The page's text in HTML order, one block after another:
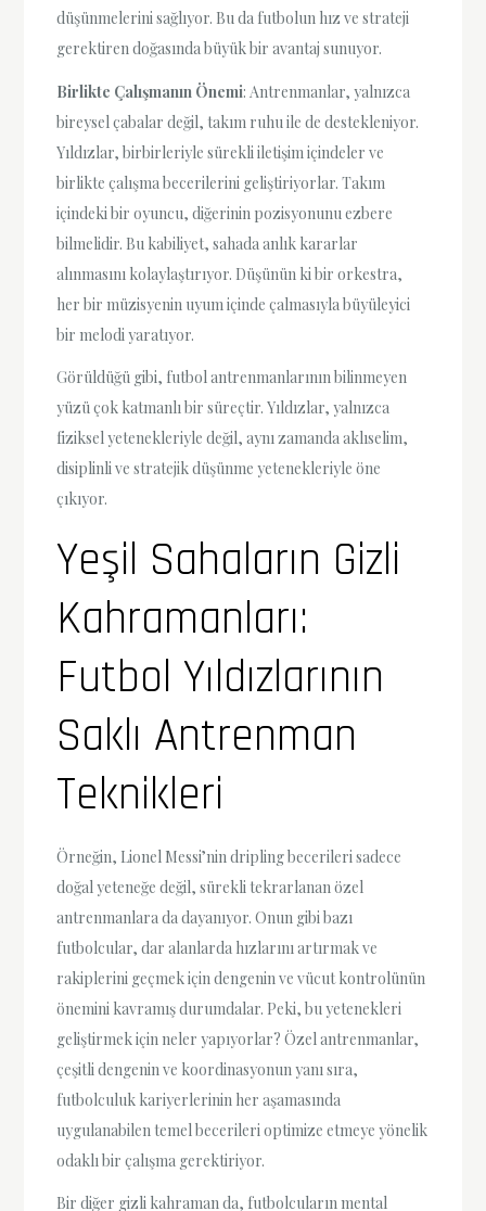
düşünmelerini sağlıyor. Bu da futbolun hız ve strateji
gerektiren doğasında büyük bir avantaj sunuyor.
Birlikte Çalışmanın Önemi: Antrenmanlar, yalnızca
bireysel çabalar değil, takım ruhu ile de destekleniyor.
Yıldızlar, birbirleriyle sürekli iletişim içindeler ve
birlikte çalışma becerilerini geliştiriyorlar. Takım
içindeki bir oyuncu, diğerinin pozisyonunu ezbere
bilmelidir. Bu kabiliyet, sahada anlık kararlar
alınmasını kolaylaştırıyor. Düşünün ki bir orkestra,
her bir müzisyenin uyum içinde çalmasıyla büyüleyici
bir melodi yaratıyor.
Görüldüğü gibi, futbol antrenmanlarının bilinmeyen
yüzü çok katmanlı bir süreçtir. Yıldızlar, yalnızca
fiziksel yetenekleriyle değil, aynı zamanda aklıselim,
disiplinli ve stratejik düşünme yetenekleriyle öne
çıkıyor.
Yeşil Sahaların Gizli
Kahramanları:
Futbol Yıldızlarının
Saklı Antrenman
Teknikleri
Örneğin, Lionel Messi’nin dripling becerileri sadece
doğal yeteneğe değil, sürekli tekrarlanan özel
antrenmanlara da dayanıyor. Onun gibi bazı
futbolcular, dar alanlarda hızlarını artırmak ve
rakiplerini geçmek için dengenin ve vücut kontrolünün
önemini kavramış durumdalar. Peki, bu yetenekleri
geliştirmek için neler yapıyorlar? Özel antrenmanlar,
çeşitli dengenin ve koordinasyonun yanı sıra,
futbolculuk kariyerlerinin her aşamasında
uygulanabilen temel becerileri optimize etmeye yönelik
odaklı bir çalışma gerektiriyor.
Bir diğer gizli kahraman da, futbolcuların mental